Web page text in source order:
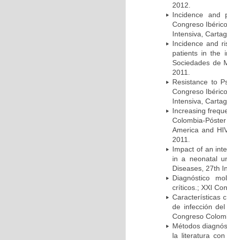
2012.
Incidence and
Congreso
Intensiva,
Incidence and
patients in the
Sociedades de
2011.
Resistance to
Congreso
Intensiva,
Increasing
Colombia-
America and
2011.
Impact of an
in a neonatal
Diseases, 27th
Diagnóstico
críticos.; XXI
Características
de infección
Congreso
Métodos
la literatura